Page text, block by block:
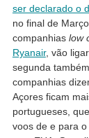
ser declarado o
no final de
companhias low
Ryanair, vão
segunda
companhias
Açores ficam
portugueses,
voos de e para